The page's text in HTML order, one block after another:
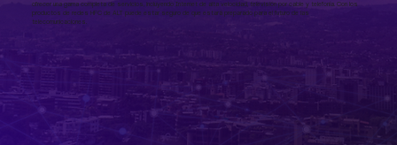
ofrecer una gama completa de servicios, incluyendo Internet de alta velocidad, televisión por cable y telefonía. Con los
productos de redes HFC de ALT puede estar seguro de que estará preparado para el futuro de las
telecomunicaciones.